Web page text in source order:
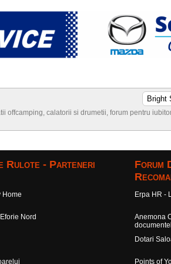
offcamping, calatorii si drumetii, forum pentru
Rulote - Parteneri
Home
Nord
Forum
Erpa HR -
Anemona
Dotari
Points of